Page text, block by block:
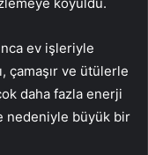
ev işleriyle
çamaşır ve ütülerle
daha fazla enerji
nedeniyle büyük bir